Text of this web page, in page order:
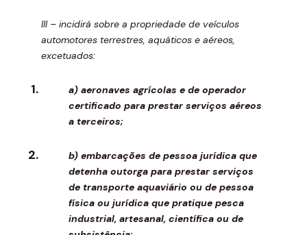
III – incidirá sobre a propriedade de veículos
automotores terrestres, aquáticos e aéreos,
excetuados:
a) aeronaves agrícolas e de operador
certificado para prestar serviços aéreos
a terceiros;
b) embarcações de pessoa jurídica que
detenha outorga para prestar serviços
de transporte aquaviário ou de pessoa
física ou jurídica que pratique pesca
industrial, artesanal, científica ou de